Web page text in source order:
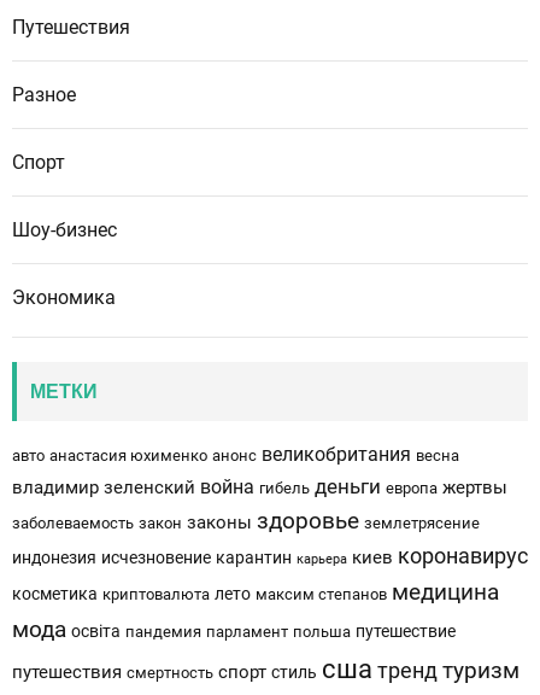
Путешествия
Разное
Спорт
Шоу-бизнес
Экономика
МЕТКИ
авто анастасия юхименко анонс великобритания весна
владимир зеленский война гибель деньги европа жертвы
заболеваемость закон законы здоровье землетрясение
индонезия исчезновение карантин карьера киев коронавирус
косметика криптовалюта лето максим степанов медицина
мода освіта пандемия парламент польша путешествие
путешествия смертность спорт стиль сша тренд туризм